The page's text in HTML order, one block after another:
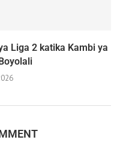
Liga 2 katika Kambi ya